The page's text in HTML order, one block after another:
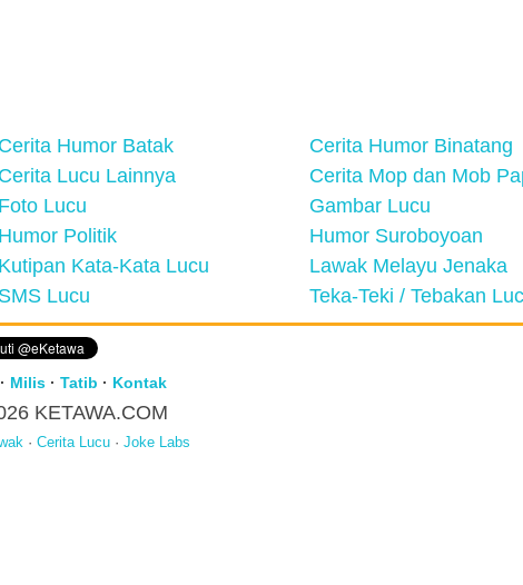
Cerita Humor Batak
Cerita Humor Binatang
Cerita Lucu Lainnya
Cerita Mop dan Mob
Foto Lucu
Gambar Lucu
Humor Politik
Humor Suroboyoan
Kutipan Kata-Kata Lucu
Lawak Melayu Jenaka
SMS Lucu Teka-Teki / Tebakan
Milis · Tatib · Kontak
KETAWA.COM
· Cerita Lucu · Joke Labs